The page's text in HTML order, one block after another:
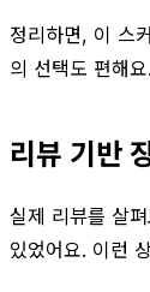
정리하면, 이 스
의 선택도 편해
리뷰 기반
실제 리뷰를 살
있었어요. 이런